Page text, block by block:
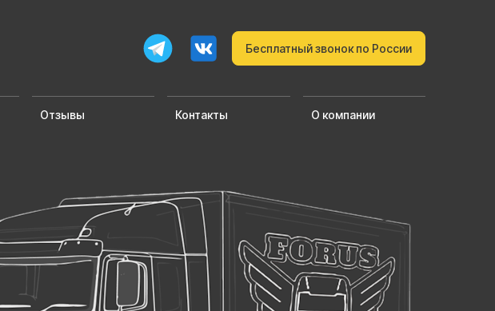
Бесплатный звонок по России
Отзывы Контакты О компании